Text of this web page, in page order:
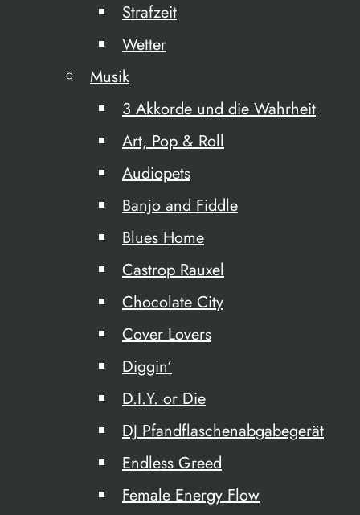
Strafzeit
Wetter
Musik
3 Akkorde und die Wahrheit
Art, Pop & Roll
Audiopets
Banjo and Fiddle
Blues Home
Castrop Rauxel
Chocolate City
Cover Lovers
Diggin‘
D.I.Y. or Die
DJ Pfandflaschenabgabegerät
Endless Greed
Female Energy Flow